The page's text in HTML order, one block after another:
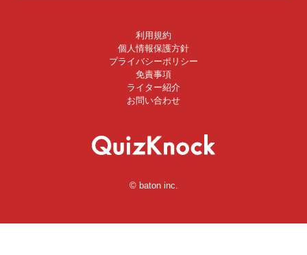
利用規約
個人情報保護方針
プライバシーポリシー
免責事項
ライター紹介
お問い合わせ
© baton inc.